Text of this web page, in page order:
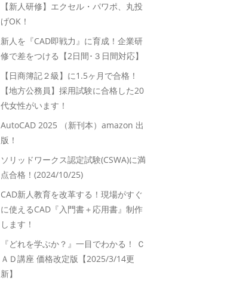
【新人研修】エクセル・パワポ、丸投
げOK！
新人を『CAD即戦力』に育成！企業研
修で差をつける【2日間･３日間対応】
【日商簿記２級】に1.5ヶ月で合格！
【地方公務員】採用試験に合格した20
代女性がいます！
AutoCAD 2025 （新刊本）amazon 出
版！
ソリッドワークス認定試験(CSWA)に満
点合格！(2024/10/25)
CAD新人教育を改革する！現場がすぐ
に使えるCAD『入門書＋応用書』制作
します！
『どれを学ぶか？』一目でわかる！ Ｃ
ＡＤ講座 価格改定版【2025/3/14更
新】